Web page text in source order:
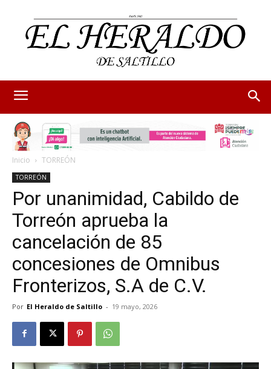
Inicio TORREÓN
TORREÓN
Por unanimidad, Cabildo de
Torreón aprueba la
cancelación de 85
concesiones de Omnibus
Fronterizos, S.A de C.V.
Por El Heraldo de Saltillo - 19 mayo, 2026